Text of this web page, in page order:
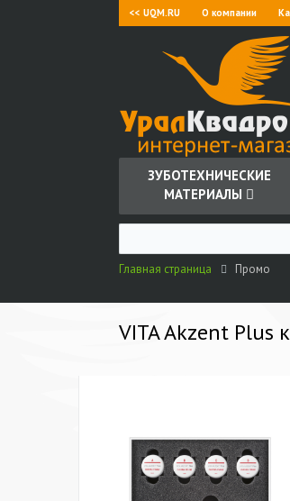
<< UQM.RU О компании
ЗУБОТЕХНИЧЕСКИЕ
МАТЕРИАЛЫ
Главная страница Промо
VITA Akzent Plus